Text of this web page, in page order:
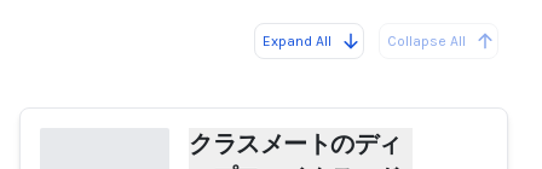
Expand All Collapse All
クラスメートのディ